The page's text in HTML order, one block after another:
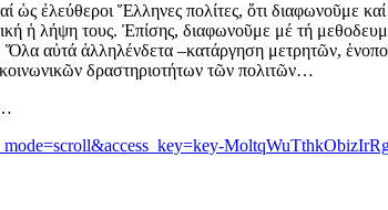
ἐλεύθεροι Ἕλληνες πολίτες, ὅτι διαφωνοῦμε καί
ἡ λήψη τους. Ἐπίσης, διαφωνοῦμε μέ τή
αὐτά ἀλληλένδετα –κατάργηση μετρητῶν,
δραστηριοτήτων τῶν πολιτῶν…